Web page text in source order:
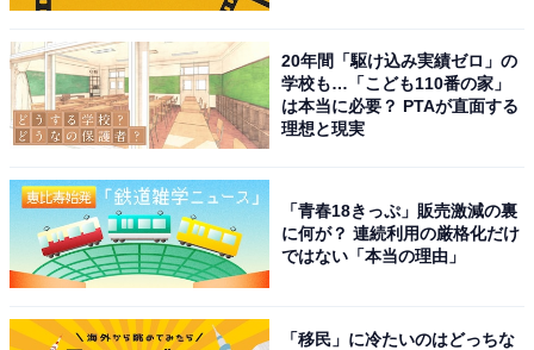
この記事の執筆者： All About ニュース お買
いもの部
Amazonのセール商品から売れ筋ランキングまで、毎日のお買いも
のがもっと楽しく、もっとお得になる情報をお届け。編集部員によ
る独自レビューなど、ここでしか手に入らない情報も満載です。
...続きを読む
こちらもおすすめ
20年間「駆け込み実績ゼロ」の
学校も…「こども110番の家」
は本当に必要？ PTAが直面する
理想と現実
「青春18きっぷ」販売激減の裏
に何が？ 連続利用の厳格化だけ
ではない「本当の理由」
「移民」に冷たいのはどっちな